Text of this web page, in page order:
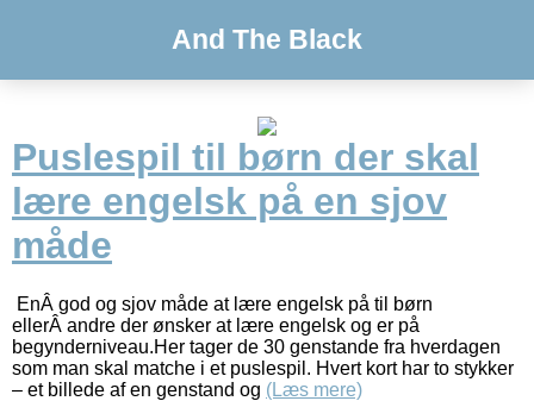
And The Black
Puslespil til børn der skal
lære engelsk på en sjov
måde
EnÂ god og sjov måde at lære engelsk på til børn
ellerÂ andre der ønsker at lære engelsk og er på
begynderniveau.Her tager de 30 genstande fra hverdagen
som man skal matche i et puslespil. Hvert kort har to stykker
– et billede af en genstand og (Læs mere)